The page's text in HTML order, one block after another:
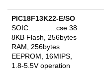
PIC18F13K22-E/SO
SOIC..............cse 38
8KB Flash, 256bytes
RAM, 256bytes
EEPROM, 16MIPS,
1.8-5.5V operation